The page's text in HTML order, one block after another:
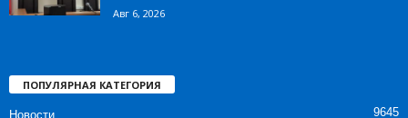
Авг 6, 2026
ПОПУЛЯРНАЯ КАТЕГОРИЯ
Новости 9645